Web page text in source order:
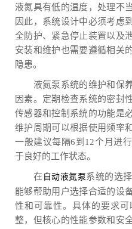
液氮具有低的温度，处理不
因此，系统设计中必须考虑
全防护、紧急停止装置以及
安装和维护也需要遵循相关
隐患。
液氮泵系统的维护和保养
因素。定期检查系统的密封
传感器和控制系统的功能是
维护周期可以根据使用频率
一般建议每隔6到12个月进
于良好的工作状态。
在 自动液氮泵 系统的选
能够帮助用户选择合适的设
性和可靠性。具体的要求
整，但核心的性能参数和安